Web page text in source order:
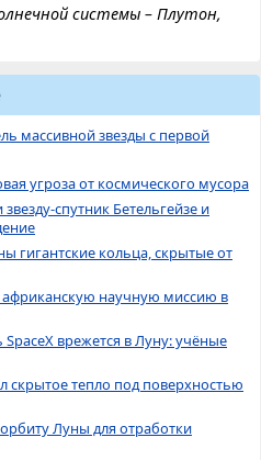
системы – Плутон,
массивной звезды с первой
угроза от космического мусора
спутник Бетельгейзе и
гигантские кольца, скрытые от
африканскую научную миссию в
SpaceX врежется в Луну: учёные
тепло под поверхностью
Луны для отработки